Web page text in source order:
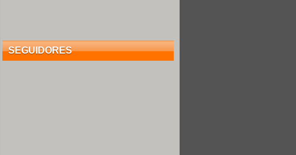
SEGUIDORES